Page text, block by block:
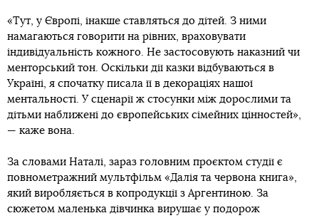
«Тут, у Європі, інакше ставляться до дітей. З ними
намагаються говорити на рівних, враховувати
індивідуальність кожного. Не застосовують наказний чи
менторський тон. Оскільки дії казки відбуваються в
Україні, я спочатку писала її в декораціях нашої
ментальності. У сценарії ж стосунки між дорослими та
дітьми наближені до європейських сімейних цінностей»,
— каже вона.
За словами Наталі, зараз головним проєктом студії є
повнометражний мультфільм «Далія та червона книга»,
який виробляється в копродукції з Аргентиною. За
сюжетом маленька дівчинка вирушає у подорож